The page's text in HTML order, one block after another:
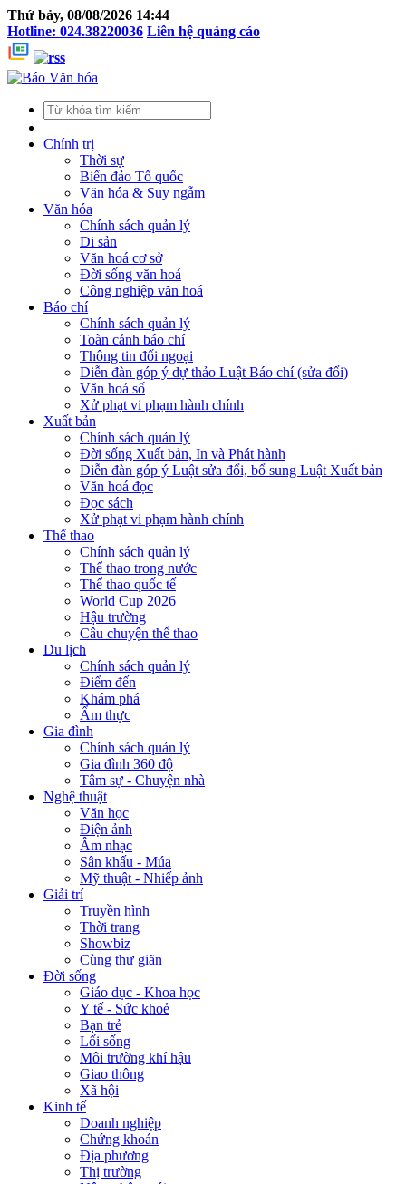
Thứ bảy, 08/08/2026 14:44
Hotline: 024.38220036 Liên hệ quảng cáo
Chính trị
Thời sự
Biển đảo Tổ quốc
Văn hóa & Suy ngẫm
Văn hóa
Chính sách quản lý
Di sản
Văn hoá cơ sở
Đời sống văn hoá
Công nghiệp văn hoá
Báo chí
Chính sách quản lý
Toàn cảnh báo chí
Thông tin đối ngoại
Diễn đàn góp ý dự thảo Luật Báo chí (sửa đổi)
Văn hoá số
Xử phạt vi phạm hành chính
Xuất bản
Chính sách quản lý
Đời sống Xuất bản, In và Phát hành
Diễn đàn góp ý Luật sửa đổi, bổ sung Luật Xuất bản
Văn hoá đọc
Đọc sách
Xử phạt vi phạm hành chính
Thể thao
Chính sách quản lý
Thể thao trong nước
Thể thao quốc tế
World Cup 2026
Hậu trường
Câu chuyện thể thao
Du lịch
Chính sách quản lý
Điểm đến
Khám phá
Ẩm thực
Gia đình
Chính sách quản lý
Gia đình 360 độ
Tâm sự - Chuyện nhà
Nghệ thuật
Văn học
Điện ảnh
Âm nhạc
Sân khấu - Múa
Mỹ thuật - Nhiếp ảnh
Giải trí
Truyền hình
Thời trang
Showbiz
Cùng thư giãn
Đời sống
Giáo dục - Khoa học
Y tế - Sức khoẻ
Bạn trẻ
Lối sống
Môi trường khí hậu
Giao thông
Xã hội
Kinh tế
Doanh nghiệp
Chứng khoán
Địa phương
Thị trường